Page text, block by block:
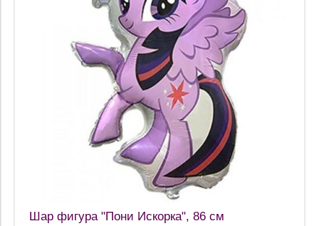
Шар фигура "Пони Искорка", 86 см